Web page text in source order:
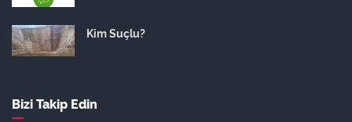
Kim Suçlu?
Bizi Takip Edin